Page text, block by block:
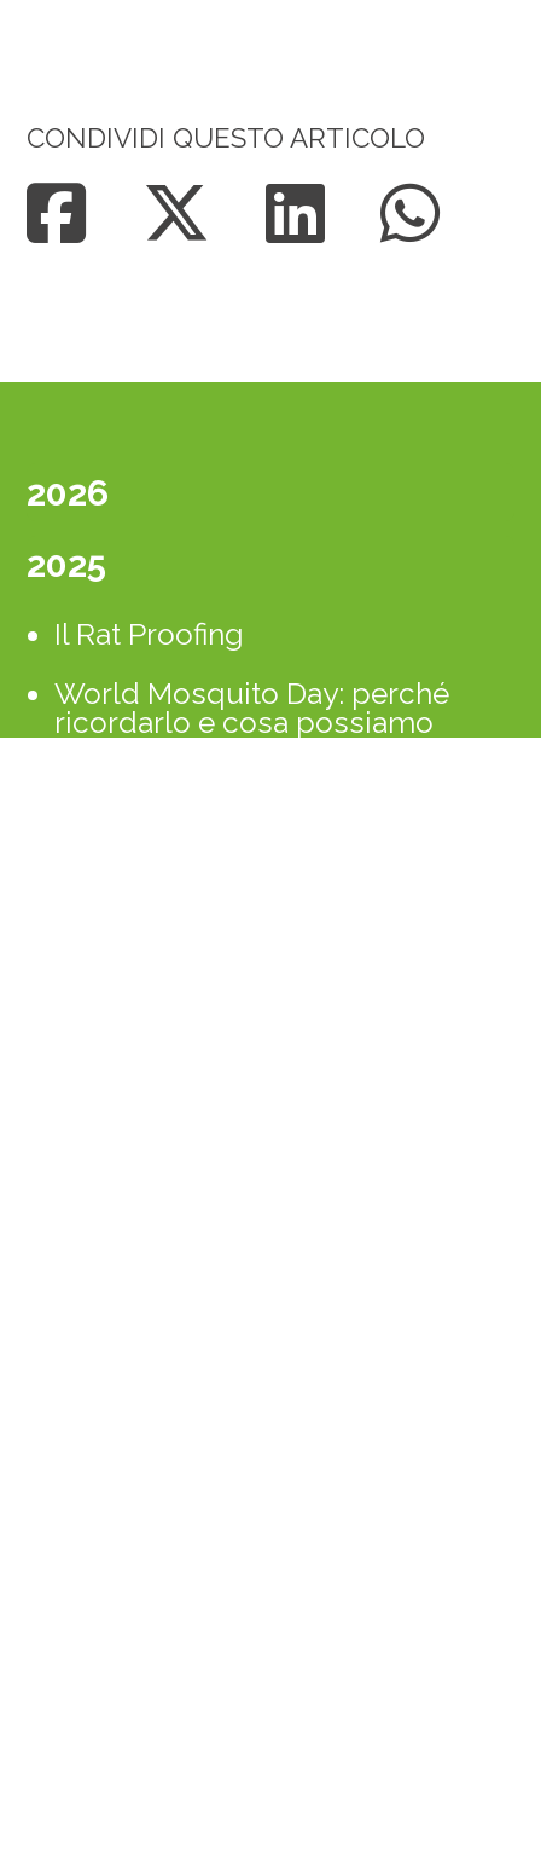
CONDIVIDI QUESTO ARTICOLO
2026
2025
Il Rat Proofing
World Mosquito Day: perché
ricordarlo e cosa possiamo